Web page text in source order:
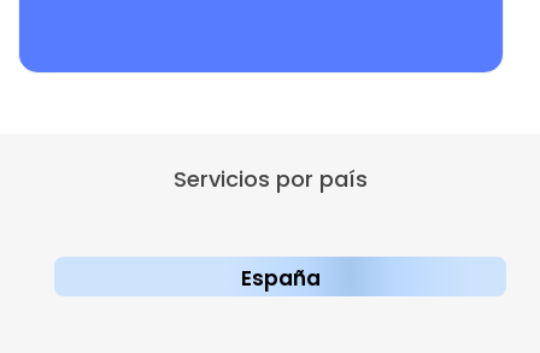
Servicios por país
España